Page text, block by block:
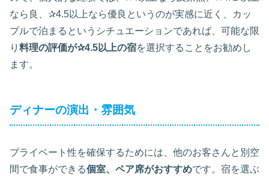
なら良、✰4.5以上なら優良というのが実感に近く、カッ
プルで泊まるというシチュエーションであれば、可能な限
り 料理の評価が✰4.5以上の宿を選択することをお勧めし
ます。
ディナーの演出・雰囲気
プライベート性を確保するためには、他のお客さんと別空
間で食事ができる個室、ペア席がおすすめです。宿を選ぶ